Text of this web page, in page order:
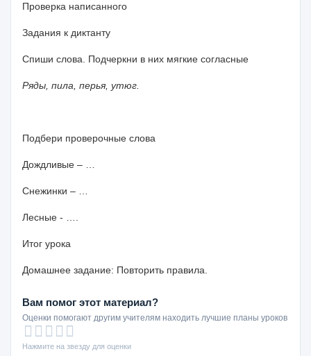
Проверка написанного
Задания к диктанту
Спиши слова. Подчеркни в них мягкие согласные
Ряды, пила, перья, утюг.
Подбери проверочные слова
Дождливые – …
Снежинки – …
Лесные - ….
Итог урока
Домашнее задание: Повторить правила.
Вам помог этот материал?
Оценки помогают другим учителям находить лучшие планы уроков
Нажмите на звезду для оценки